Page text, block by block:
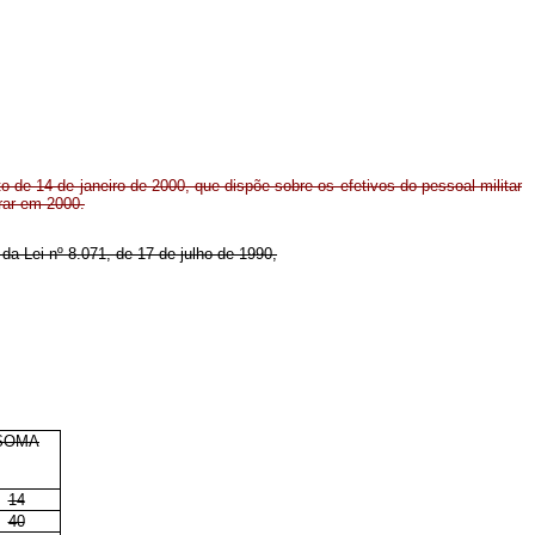
de 14 de janeiro de 2000, que dispõe sobre os efetivos do pessoal militar
em 2000.
Lei nº 8.071, de 17 de julho de 1990,
14
40